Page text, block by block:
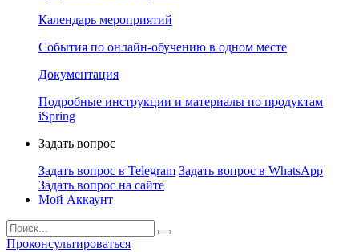
Календарь мероприятий
События по онлайн-обучению в одном месте
Документация
Подробные инструкции и материалы по продуктам
iSpring
Задать вопрос
Задать вопрос в Telegram Задать вопрос в WhatsApp
Задать вопрос на сайте
Мой Аккаунт
Проконсультироваться